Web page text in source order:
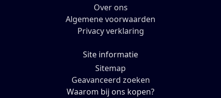
Over ons
Algemene voorwaarden
Privacy verklaring
Site informatie
Sitemap
Geavanceerd zoeken
Waarom bij ons kopen?